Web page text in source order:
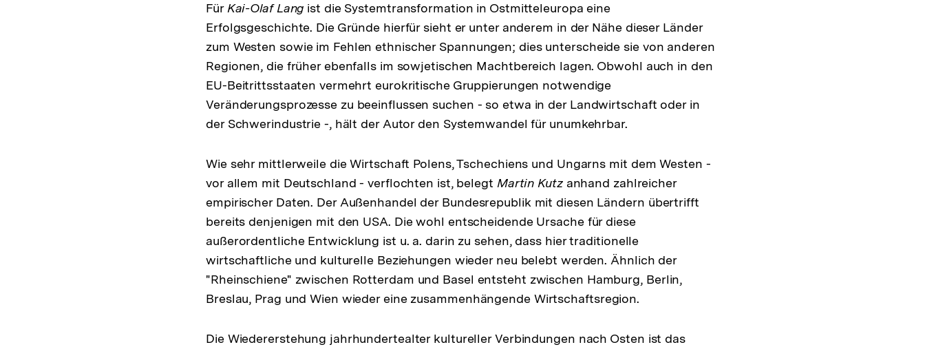
FürKai-Olaf Lang ist die Systemtransformation in Ostmitteleuropa eine
Erfolgsgeschichte. Die Gründe hierfür sieht er unter anderem in der Nähe dieser Länder
zum Westen sowie im Fehlen ethnischer Spannungen; dies unterscheide sie von anderen
Regionen, die früher ebenfalls im sowjetischen Machtbereich lagen. Obwohl auch in den
EU-Beitrittsstaaten vermehrt eurokritische Gruppierungen notwendige
Veränderungsprozesse zu beeinflussen suchen - so etwa in der Landwirtschaft oder in
der Schwerindustrie -, hält der Autor den Systemwandel für unumkehrbar.
Wie sehr mittlerweile die Wirtschaft Polens, Tschechiens und Ungarns mit dem Westen -
vor allem mit Deutschland - verflochten ist, belegt Martin Kutzanhand zahlreicher
empirischer Daten. Der Außenhandel der Bundesrepublik mit diesen Ländern übertrifft
bereits denjenigen mit den USA. Die wohl entscheidende Ursache für diese
außerordentliche Entwicklung ist u. a. darin zu sehen, dass hier traditionelle
wirtschaftliche und kulturelle Beziehungen wieder neu belebt werden. Ähnlich der
"Rheinschiene" zwischen Rotterdam und Basel entsteht zwischen Hamburg, Berlin,
Breslau, Prag und Wien wieder eine zusammenhängende Wirtschaftsregion.
Die Wiedererstehung jahrhundertealter kultureller Verbindungen nach Osten ist das